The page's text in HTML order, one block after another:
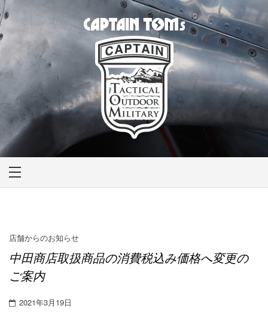
Skip
to
content
CAPTAIN TOM'S
キャプテントム
店舗からのお知らせ
中田商店取扱商品の消費税込み価格へ変更の
ご案内
2021年3月19日